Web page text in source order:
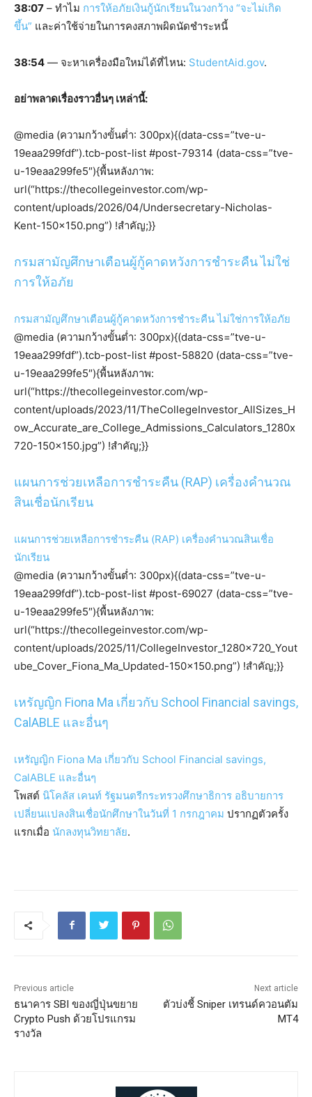
38:07 – ทำไม การให้อภัยเงินกู้นักเรียนในวงกว้าง “จะไม่เกิด
ขึ้น” และค่าใช้จ่ายในการคงสภาพผิดนัดชำระหนี้
38:54 — จะหาเครื่องมือใหม่ได้ที่ไหน: StudentAid.gov.
อย่าพลาดเรื่องราวอื่นๆ เหล่านี้:
@media (ความกว้างขั้นต่ำ: 300px){(data-css=”tve-u-
19eaa299fdf”).tcb-post-list #post-79314 (data-css=”tve-
u-19eaa299fe5″){พื้นหลังภาพ:
url(“https://thecollegeinvestor.com/wp-
content/uploads/2026/04/Undersecretary-Nicholas-
Kent-150×150.png”) !สำคัญ;}}
กรมสามัญศึกษาเตือนผู้กู้คาดหวังการชำระคืน ไม่ใช่
การให้อภัย
กรมสามัญศึกษาเตือนผู้กู้คาดหวังการชำระคืน ไม่ใช่การให้อภัย
@media (ความกว้างขั้นต่ำ: 300px){(data-css=”tve-u-
19eaa299fdf”).tcb-post-list #post-58820 (data-css=”tve-
u-19eaa299fe5″){พื้นหลังภาพ:
url(“https://thecollegeinvestor.com/wp-
content/uploads/2023/11/TheCollegeInvestor_AllSizes_H
ow_Accurate_are_College_Admissions_Calculators_1280x
720-150×150.jpg”) !สำคัญ;}}
แผนการช่วยเหลือการชำระคืน (RAP) เครื่องคำนวณ
สินเชื่อนักเรียน
แผนการช่วยเหลือการชำระคืน (RAP) เครื่องคำนวณสินเชื่อ
นักเรียน
@media (ความกว้างขั้นต่ำ: 300px){(data-css=”tve-u-
19eaa299fdf”).tcb-post-list #post-69027 (data-css=”tve-
u-19eaa299fe5″){พื้นหลังภาพ:
url(“https://thecollegeinvestor.com/wp-
content/uploads/2025/11/CollegeInvestor_1280x720_Yout
ube_Cover_Fiona_Ma_Updated-150×150.png”) !สำคัญ;}}
เหรัญญิก Fiona Ma เกี่ยวกับ School Financial savings,
CalABLE และอื่นๆ
เหรัญญิก Fiona Ma เกี่ยวกับ School Financial savings,
CalABLE และอื่นๆ
โพสต์ นิโคลัส เคนท์ รัฐมนตรีกระทรวงศึกษาธิการ อธิบายการ
เปลี่ยนแปลงสินเชื่อนักศึกษาในวันที่ 1 กรกฎาคม ปรากฏตัวครั้ง
แรกเมื่อ นักลงทุนวิทยาลัย.
Previous article
ธนาคาร SBI ของญี่ปุ่นขยาย
Crypto Push ด้วยโปรแกรม
รางวัล
Next article
ตัวบ่งชี้ Sniper เทรนด์ควอนตัม
MT4